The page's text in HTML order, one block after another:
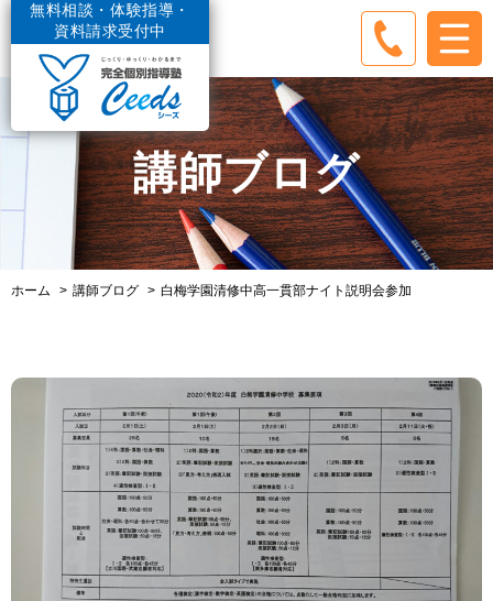
無料相談・体験指導・
資料請求受付中
講師ブログ
ホーム 講師ブログ 白梅学園清修中高一貫部ナイト説明会参加